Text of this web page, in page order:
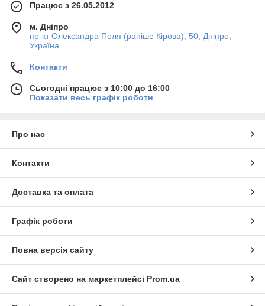
Працює з 26.05.2012
м. Дніпро
пр-кт Олександра Поля (раніше Кірова), 50, Дніпро,
Україна
Контакти
Сьогодні працює з 10:00 до 16:00
Показати весь графік роботи
Про нас
Контакти
Доставка та оплата
Графік роботи
Повна версія сайту
Сайт створено на маркетплейсі Prom.ua